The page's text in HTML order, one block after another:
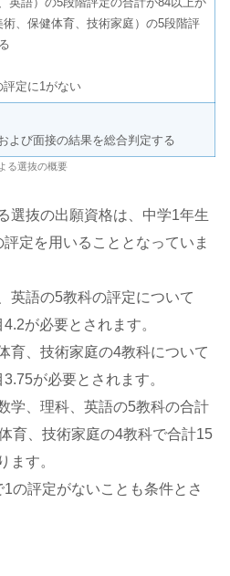
、保健体育、技術家庭）の5段階評
定に1がない
よび面接の結果を総合判定する
る選抜の概要
選抜の出願資格は、中学1年生
定を用いることとなっていま
英語の5教科の評定について
が必要とされます。
育、技術家庭の4教科について
が必要とされます。
学、理科、英語の5教科の合計
育、技術家庭の4教科で合計15
ます。
の評定がないことも条件とさ